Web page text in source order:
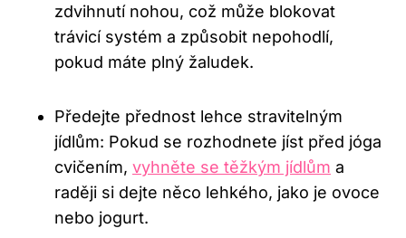
⁤zdvihnutí nohou, což může blokovat
trávicí systém a⁤ způsobit nepohodlí,
pokud máte plný žaludek.
Předejte přednost lehce​ stravitelným
jídlům: Pokud ⁣se rozhodnete jíst před jóga
‌cvičením, vyhněte se těžkým jídlům ‌ a
raději si ⁤dejte něco lehkého, jako je ovoce
nebo jogurt.